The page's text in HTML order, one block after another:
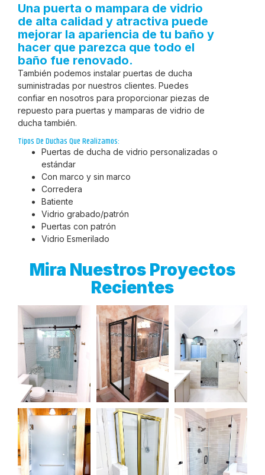
Una puerta o mampara de vidrio
de alta calidad y atractiva puede
mejorar la apariencia de tu baño y
hacer que parezca que todo el
baño fue renovado.
También podemos instalar puertas de ducha
suministradas por nuestros clientes. Puedes
confiar en nosotros para proporcionar piezas de
repuesto para puertas y mamparas de vidrio de
ducha también.
Tipos De Duchas Que Realizamos:
Puertas de ducha de vidrio personalizadas o
estándar
Con marco y sin marco
Corredera
Batiente
Vidrio grabado/patrón
Puertas con patrón
Vidrio Esmerilado
Mira Nuestros Proyectos
Recientes